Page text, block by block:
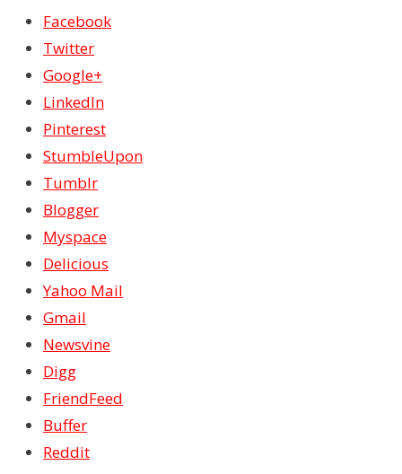
Facebook
Twitter
Google+
LinkedIn
Pinterest
StumbleUpon
Tumblr
Blogger
Myspace
Delicious
Yahoo Mail
Gmail
Newsvine
Digg
FriendFeed
Buffer
Reddit